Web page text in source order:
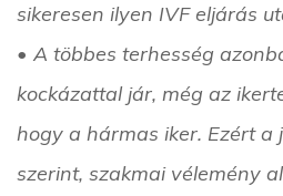
sikeresen ilyen IVF eljárás
• A többes terhesség
kockázattal jár, még az
hogy a hármas iker. Ezért a
szerint, szakmai vélemény